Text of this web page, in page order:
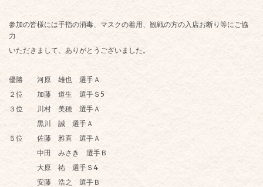
参加の皆様には手指の消毒、マスクの着用、観戦の方の入店お断り等にご協
力
いただきまして、ありがとうございました。
優勝 河原 雄也 選手Ａ
２位 加藤 道生 選手Ｓ5
３位 川村 美穂 選手Ａ
黒川 誠 選手Ａ
５位 佐藤 雅直 選手Ａ
中田 みさき 選手Ｂ
大原 祐 選手Ｓ4
安藤 浩之 選手Ｂ